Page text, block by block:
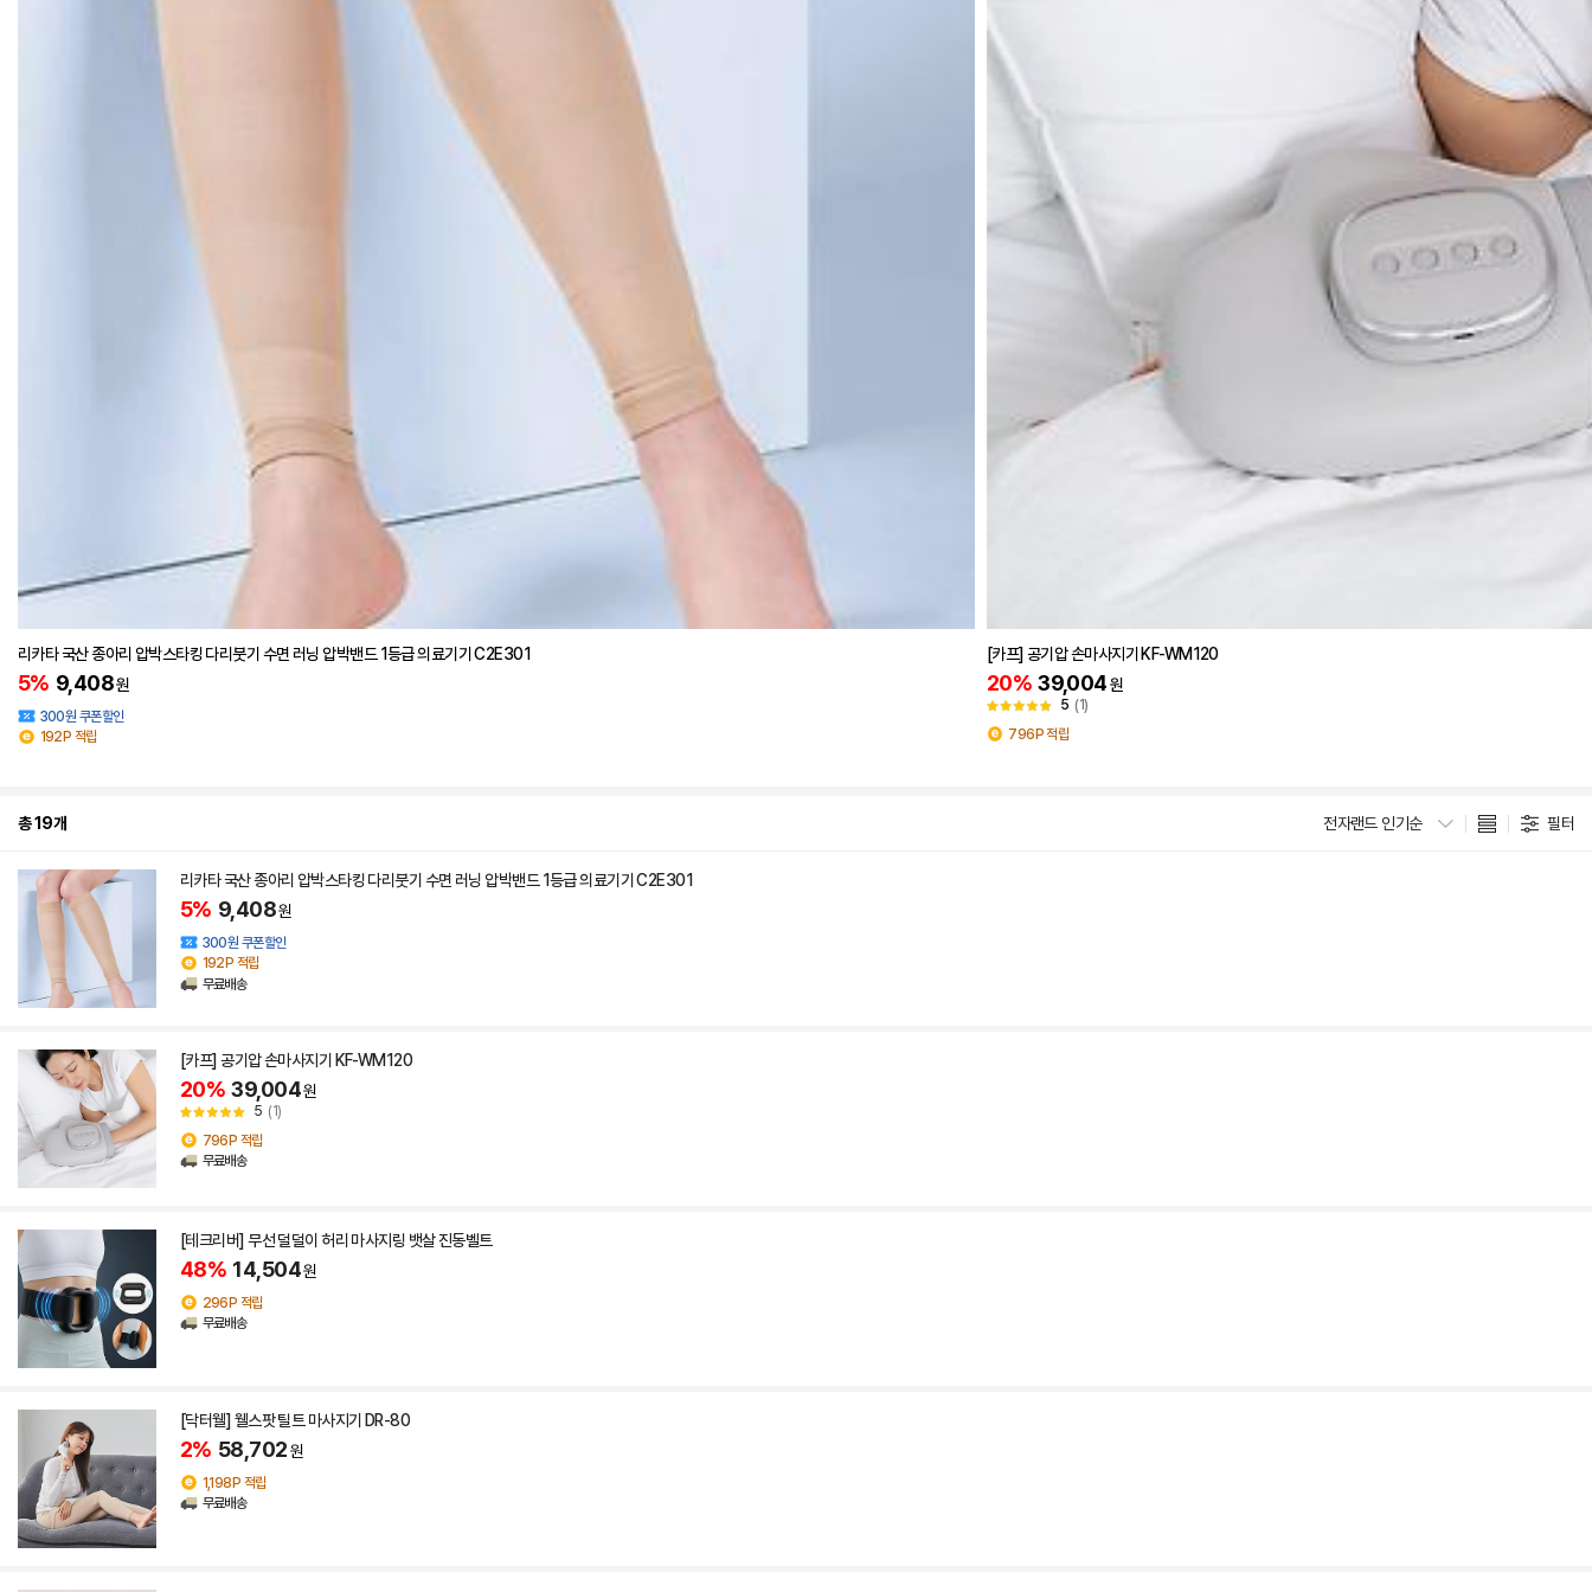
리카타 국산 종아리 압박스타킹 다리붓기 수면 러닝 압박밴드 1등급 의료기기 C2E301
5% 9,408원
300원 쿠폰할인
192P 적립
[카프] 공기압 손마사지기 KF-WM120
20% 39,004원
5 (1)
796P 적립
총 19개 전자랜드 인기순 필터
리카타 국산 종아리 압박스타킹 다리붓기 수면 러닝 압박밴드 1등급 의료기기 C2E301
5% 9,408원
300원 쿠폰할인
192P 적립
무료배송
[카프] 공기압 손마사지기 KF-WM120
20% 39,004원
5 (1)
796P 적립
무료배송
[테크리버] 무선 덜덜이 허리 마사지링 뱃살 진동벨트
48% 14,504원
296P 적립
무료배송
[닥터웰] 웰스팟 틸트 마사지기 DR-80
2% 58,702원
1,198P 적립
무료배송